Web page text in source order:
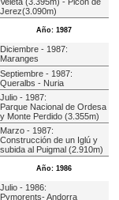
Jerez(3.090m)
Año: 1987
Diciembre - 1987:
Maranges
Septiembre - 1987:
Queralbs - Nuria
Julio - 1987:
Parque Nacional de Ordesa
y Monte Perdido (3.355m)
Marzo - 1987:
Construcción de un Iglú y
subida al Puigmal (2.910m)
Año: 1986
Julio - 1986:
Pymorents- Andorra